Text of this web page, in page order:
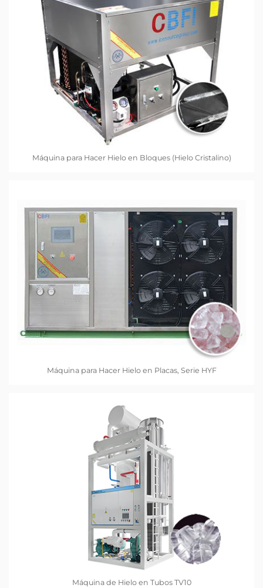
Máquina para Hacer Hielo en Bloques (Hielo Cristalino)
Máquina para Hacer Hielo en Placas, Serie HYF
Máquina de Hielo en Tubos TV10